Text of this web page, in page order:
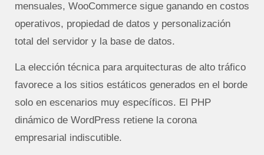
mensuales, WooCommerce sigue ganando en costos
operativos, propiedad de datos y personalización
total del servidor y la base de datos.
La elección técnica para arquitecturas de alto tráfico
favorece a los sitios estáticos generados en el borde
solo en escenarios muy específicos. El PHP
dinámico de WordPress retiene la corona
empresarial indiscutible.